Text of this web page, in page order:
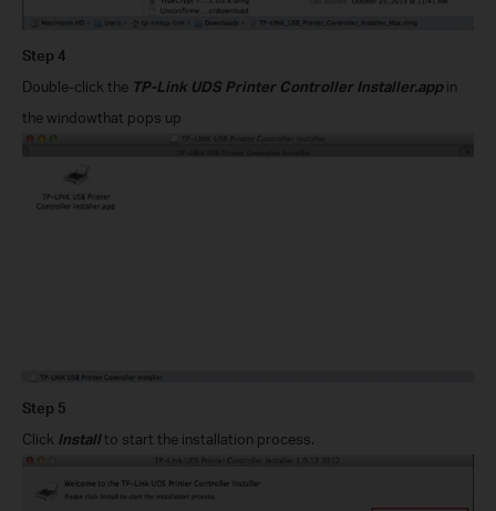
Step 4
Double-click the TP-Link UDS Printer Controller Installer.appin
the windowthat pops up
Step 5
Click Installto start the installation process.